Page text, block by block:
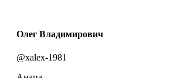
Олег Владимирович
@xalex-1981